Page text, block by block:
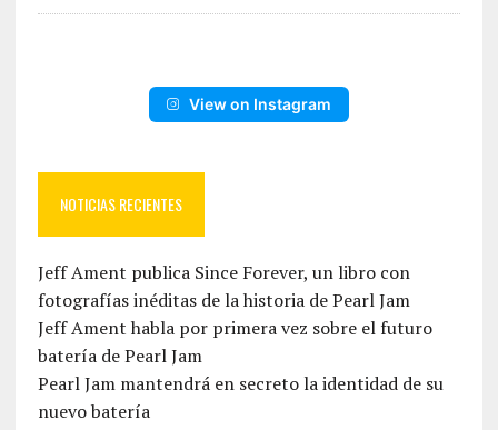
View on Instagram
NOTICIAS RECIENTES
Jeff Ament publica Since Forever, un libro con
fotografías inéditas de la historia de Pearl Jam
Jeff Ament habla por primera vez sobre el futuro
batería de Pearl Jam
Pearl Jam mantendrá en secreto la identidad de su
nuevo batería